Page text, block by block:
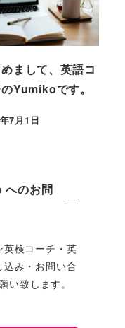
まして、英語コ
Yumikoです。
7月1日
のお問
英検コーチ・英
み・お問い合
い致します。